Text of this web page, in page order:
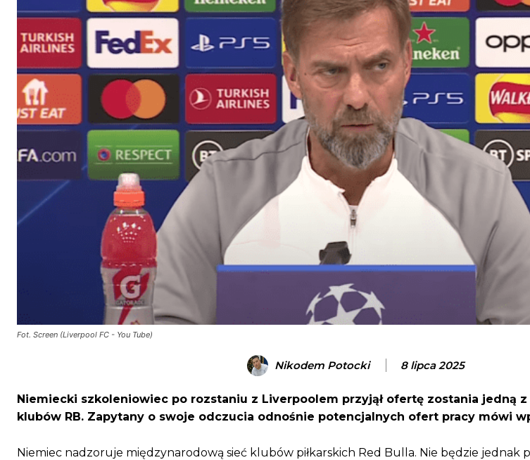
Fot. Screen (Liverpool FC - You Tube)
Nikodem Potocki 8 lipca 2025
Niemiecki szkoleniowiec po rozstaniu z Liverpoolem przyjął ofertę zostania jedną
klubów RB. Zapytany o swoje odczucia odnośnie potencjalnych ofert pracy mówi
Niemiec nadzoruje międzynarodową sieć klubów piłkarskich Red Bulla. Nie będzie jednak